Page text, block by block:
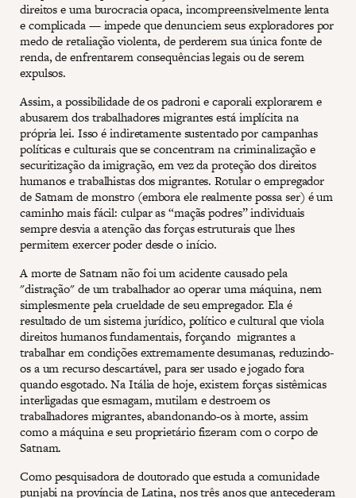
direitos e uma burocracia opaca, incompreensivelmente lenta
e complicada — impede que denunciem seus exploradores por
medo de retaliação violenta, de perderem sua única fonte de
renda, de enfrentarem consequências legais ou de serem
expulsos.
Assim, a possibilidade de os padroni e caporali explorarem e
abusarem dos trabalhadores migrantes está implícita na
própria lei. Isso é indiretamente sustentado por campanhas
políticas e culturais que se concentram na criminalização e
securitização da imigração, em vez da proteção dos direitos
humanos e trabalhistas dos migrantes. Rotular o empregador
de Satnam de monstro (embora ele realmente possa ser) é um
caminho mais fácil: culpar as “maçãs podres” individuais
sempre desvia a atenção das forças estruturais que lhes
permitem exercer poder desde o início.
A morte de Satnam não foi um acidente causado pela
"distração" de um trabalhador ao operar uma máquina, nem
simplesmente pela crueldade de seu empregador. Ela é
resultado de um sistema jurídico, político e cultural que viola
direitos humanos fundamentais, forçando migrantes a
trabalhar em condições extremamente desumanas, reduzindo-
os a um recurso descartável, para ser usado e jogado fora
quando esgotado. Na Itália de hoje, existem forças sistêmicas
interligadas que esmagam, mutilam e destroem os
trabalhadores migrantes, abandonando-os à morte, assim
como a máquina e seu proprietário fizeram com o corpo de
Satnam.
Como pesquisadora de doutorado que estuda a comunidade
punjabi na província de Latina, nos três anos que antecederam